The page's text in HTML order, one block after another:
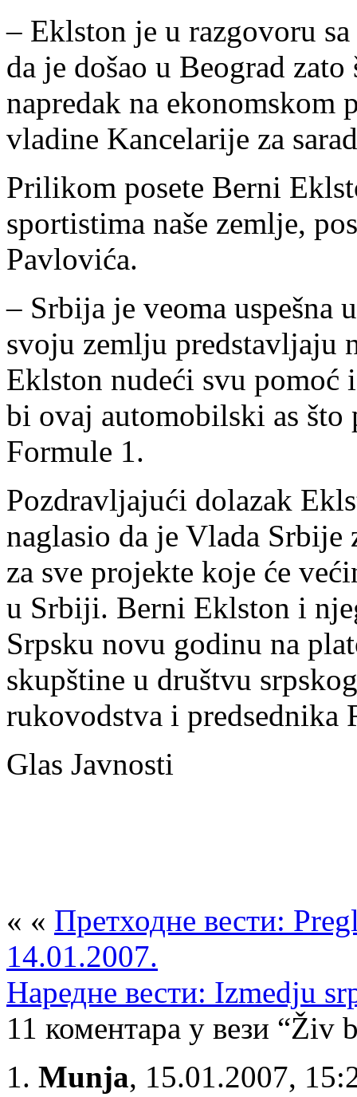
– Eklston je u razgovoru
da je došao u Beograd
napredak na ekonomskom
vladine Kancelarije za
Prilikom posete Berni
sportistima naše zemlje,
Pavlovića.
– Srbija je veoma uspešna
svoju zemlju predstavljaju
Eklston nudeći svu
bi ovaj automobilski as što
Formule 1.
Pozdravljajući dolazak
naglasio da je Vlada Srbije
za sve projekte koje će
u Srbiji. Berni Eklston i
Srpsku novu godinu na
skupštine u društvu
rukovodstva i predsednika
Glas Javnosti
« « Претходне вести:
14.01.2007.
Наредне вести: Izmedju
11 коментара у вези “Živ
Munja, 15.01.2007,